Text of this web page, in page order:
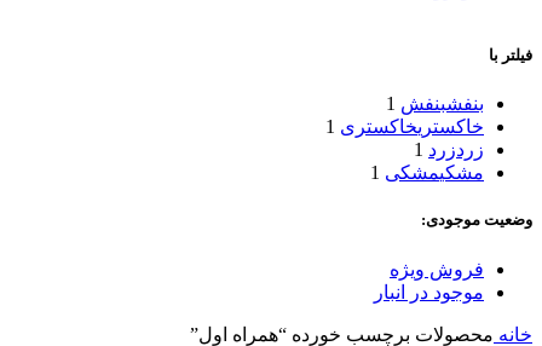
فیلتر با
بنفشبنفش 1
خاکستریخاکستری 1
زردزرد 1
مشکیمشکی 1
وضعیت موجودی:
فروش ویژه
موجود در انبار
خانه محصولات برچسب خورده “همراه اول”